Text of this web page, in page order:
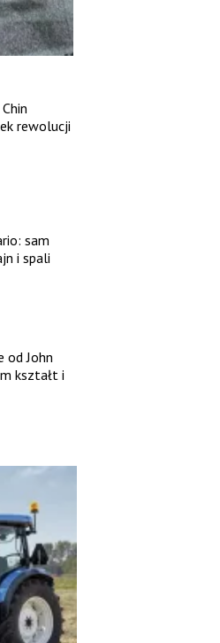
rewolucji
sam
i spali
od John
kształt i